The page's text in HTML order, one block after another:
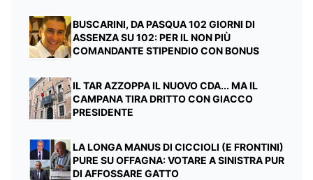
BUSCARINI, DA PASQUA 102 GIORNI DI
ASSENZA SU 102: PER IL NON PIÙ
COMANDANTE STIPENDIO CON BONUS
IL TAR AZZOPPA IL NUOVO CDA... MA IL
CAMPANA TIRA DRITTO CON GIACCO
PRESIDENTE
LA LONGA MANUS DI CICCIOLI (E FRONTINI)
PURE SU OFFAGNA: VOTARE A SINISTRA PUR
DI AFFOSSARE GATTO